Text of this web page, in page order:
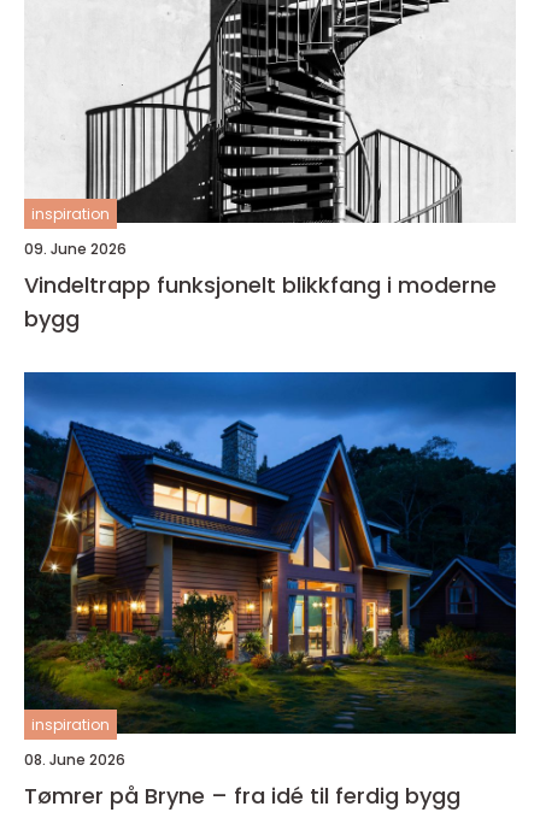
inspiration
09. June 2026
Vindeltrapp funksjonelt blikkfang i moderne
bygg
inspiration
08. June 2026
Tømrer på Bryne – fra idé til ferdig bygg